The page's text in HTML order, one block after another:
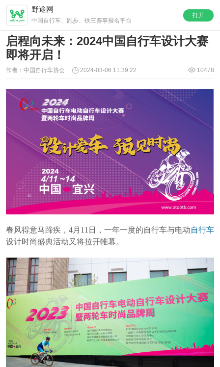
打开
野途网
中国自行车、跑步、铁三赛事报名平台
启程向未来：2024中国自行车设计大赛
即将开启！
作者：中国自行车协会 2024-03-06 11:39:22 10478
春风得意马蹄疾，4月11日，一年一度的自行车与电动自行车
设计时尚盛典活动又将拉开帷幕。